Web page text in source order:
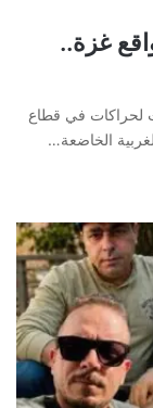
غزة..
لحراكات في قطاع
الخاضعة…